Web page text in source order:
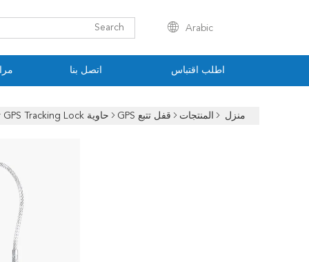
Arabic
اتصل بنا اطلب اقتباس
منزل المنتجات قفل تتبع GPS حاوية Tralier GPS Tracking Lock جهاز تحكم عن بعد قائم على الويب للمراقبة